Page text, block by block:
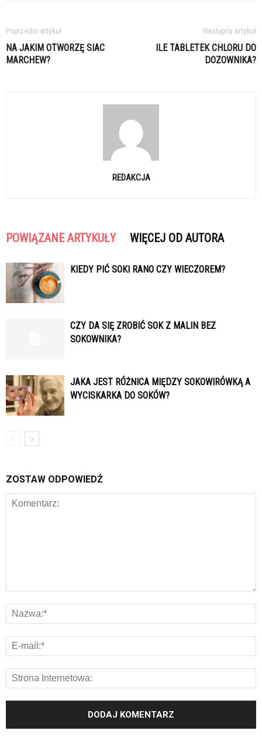
Poprzedni artykuł
NA JAKIM OTWORZĘ SIAC
MARCHEW?
Następny artykuł
ILE TABLETEK CHLORU DO
DOZOWNIKA?
REDAKCJA
POWIĄZANE ARTYKUŁY WIĘCEJ OD AUTORA
KIEDY PIĆ SOKI RANO CZY WIECZOREM?
CZY DA SIĘ ZROBIĆ SOK Z MALIN BEZ
SOKOWNIKA?
JAKA JEST RÓŻNICA MIĘDZY SOKOWIRÓWKĄ A
WYCISKARKA DO SOKÓW?
ZOSTAW ODPOWIEDŹ